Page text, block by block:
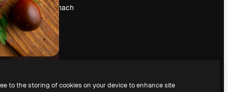
Suchst du nach
magnific.ai
to the storing of cookies on your device to enhance site